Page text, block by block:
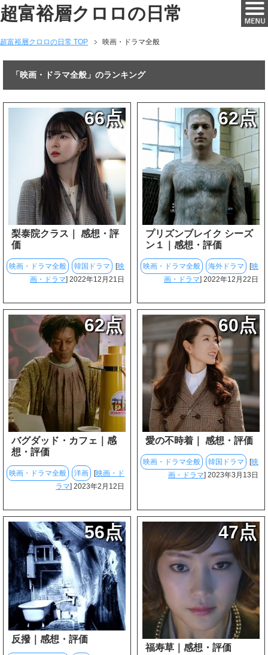
超富裕層クロロの日常
超富裕層クロロの日常 TOP 映画・ドラマ全般
「映画・ドラマ全般」のランキング
66点
梨泰院クラス｜ 感想・評
価
映画・ドラマ全般 韓国ドラマ [映
画・ドラマ] 2022年12月21日
62点
プリズンブレイク シーズ
ン１｜感想・評価
映画・ドラマ全般 海外ドラマ [映
画・ドラマ] 2022年12月22日
62点
バグダッド・カフェ｜感
想・評価
映画・ドラマ全般 洋画 [映画・ド
ラマ] 2023年2月12日
60点
愛の不時着｜ 感想・評価
映画・ドラマ全般 韓国ドラマ [映
画・ドラマ] 2023年3月13日
56点
反撥｜感想・評価
47点
福寿草｜感想・評価